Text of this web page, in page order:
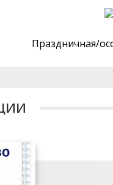
Праздничная/